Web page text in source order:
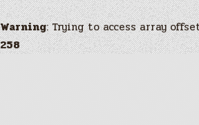
Warning: Trying to access array
258